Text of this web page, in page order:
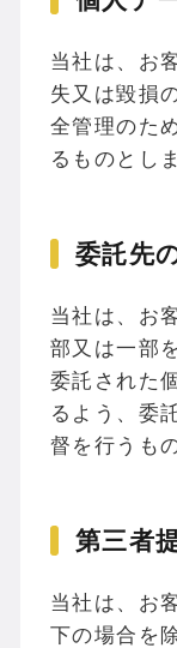
当社は、お
失又は毀損
全管理のた
るものとし
委託先
当社は、お
部又は一部
委託された
るよう、委
督を行うも
第三者
当社は、お
下の場合を